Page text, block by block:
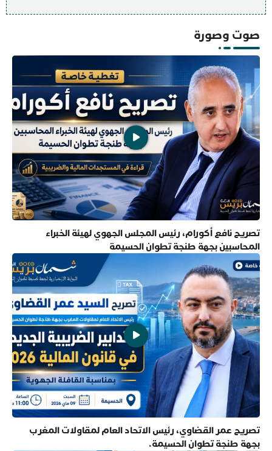
صوت وصورة
تصريح نافع أكورام، رئيس المجلس الجهوي لهيئة الخبراء
المحاسبين بجهة طنجة تطوان الحسيمة
تصريح عمر القضاوي، رئيس الاتحاد العام لمقاولات المغرب
بجهة طنجة تطوان الحسيمة.